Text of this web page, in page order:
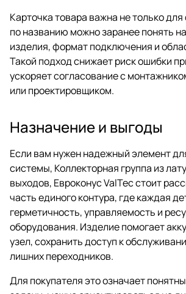
Карточка товара важна не только
по названию можно заранее понять
изделия, формат подключения и
Такой подход снижает риск ошибки
ускоряет согласование с
или проектировщиком.
Назначение и выгоды
Если вам нужен надежный элемент
системы, Коллекторная группа из
выходов, Евроконус ValTec стоит
часть единого контура, где каждая
герметичность, управляемость и
оборудования. Изделие помогает
узел, сохранить доступ к
лишних переходников.
Для покупателя это означает